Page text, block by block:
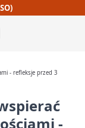
- refleksje przed 3
-